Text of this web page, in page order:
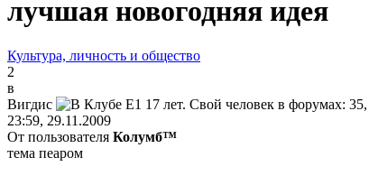
лучшая новогодняя идея
Культура, личность и общество
2
в
Вигдис
23:59, 29.11.2009
От пользователя Колумб™
тема пеаром